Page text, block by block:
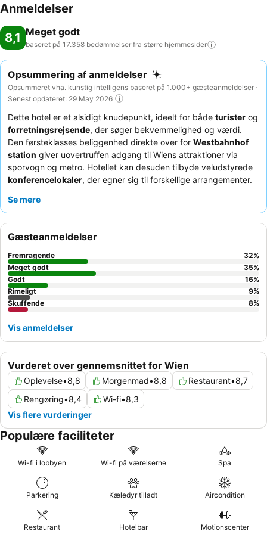
Anmeldelser
8,1 Meget godt
baseret på 17.358 bedømmelser fra større hjemmesider
Opsummering af anmeldelser
Opsummeret vha. kunstig intelligens baseret på 1.000+ gæsteanmeldelser ·
Senest opdateret: 29 May 2026
Dette hotel er et alsidigt knudepunkt, ideelt for både turister og
forretningsrejsende, der søger bekvemmelighed og værdi.
Den førsteklasses beliggenhed direkte over for Westbahnhof
station giver uovertruffen adgang til Wiens attraktioner via
sporvogn og metro. Hotellet kan desuden tilbyde veludstyrede
konferencelokaler, der egner sig til forskellige arrangementer.
og den omfattende, varierede
Se mere
Vurderet over gennemsnittet for Wien
Oplevelse•8,8 Morgenmad•8,8 Restaurant•8,7
Rengøring•8,4 Wi-fi•8,3
Vis flere vurderinger
Gæsteanmeldelser
Fremragende 32%
Meget godt
35%
Godt
16%
Rimeligt
9%
Skuffende
8%
Vis anmeldelser
Populære faciliteter
Wi-fi i lobbyen Wi-fi på værelserne Spa
Parkering Kæledyr tilladt Aircondition
Restaurant Hotelbar Motionscenter